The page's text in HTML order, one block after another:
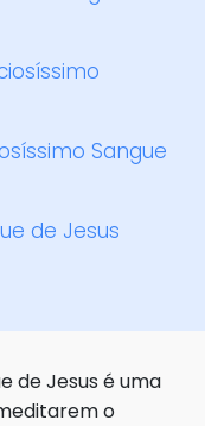
Sangue
de Jesus
de Jesus é uma
o